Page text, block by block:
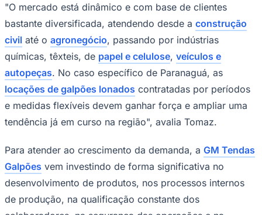
São Paulo
"O mercado está dinâmico e com base de clientes
bastante diversificada, atendendo desde a construção
civil até o agronegócio, passando por indústrias
químicas, têxteis, de papel e celulose, veículos e
autopeças. No caso específico de Paranaguá, as
locações de galpões lonados contratadas por períodos
e medidas flexíveis devem ganhar força e ampliar uma
tendência já em curso na região", avalia Tomaz.
Para atender ao crescimento da demanda, a GM Tendas
Galpões vem investindo de forma significativa no
desenvolvimento de produtos, nos processos internos
de produção, na qualificação constante dos